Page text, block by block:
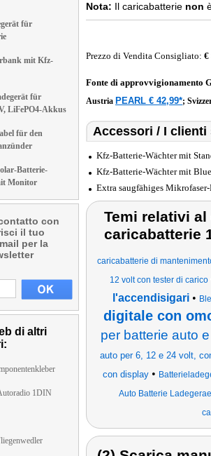
für
mit Kfz-
für
LiFePO4-Akkus
für den
Batterie-
Monitor
con
il tuo
per la
di altri
1DIN
Nota: Il caricabatterie non
Prezzo di Vendita Consigliato: €
Fonte di approvvigionamento
Austria PEARL € 42,99*;
Accessori / I clienti
Kfz-Batterie-Wächter mit
Kfz-Batterie-Wächter mit
Extra saugfähiges
Temi relativi
caricabatterie
caricabatterie di
12 volt con tester di carico
l'accendisigari •
digitale con
per batterie auto
auto per 6, 12 e 24 volt,
con display •
Auto Batterie